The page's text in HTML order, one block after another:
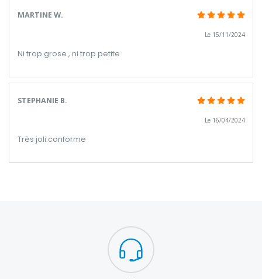
MARTINE W.
Le 15/11/2024
Ni trop grose , ni trop petite
STEPHANIE B.
Le 16/04/2024
Très joli conforme